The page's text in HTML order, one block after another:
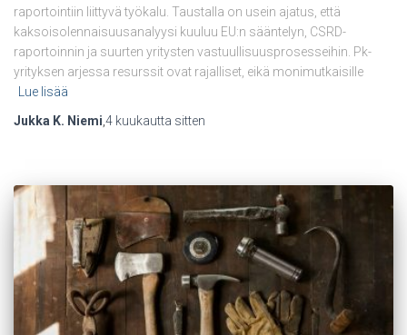
raportointiin liittyvä työkalu. Taustalla on usein ajatus, että
kaksoisolennaisuusanalyysi kuuluu EU:n sääntelyn, CSRD-
raportoinnin ja suurten yritysten vastuullisuusprosesseihin. Pk-
yrityksen arjessa resurssit ovat rajalliset, eikä monimutkaisille
Lue lisää
Jukka K. Niemi 4 kuukautta sitten